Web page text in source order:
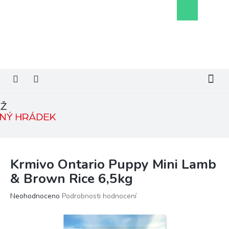
košík
Krmivo Ontario Puppy Mini Lamb
& Brown Rice 6,5kg
Průměrné
Neohodnoceno Podrobnosti hodnocení